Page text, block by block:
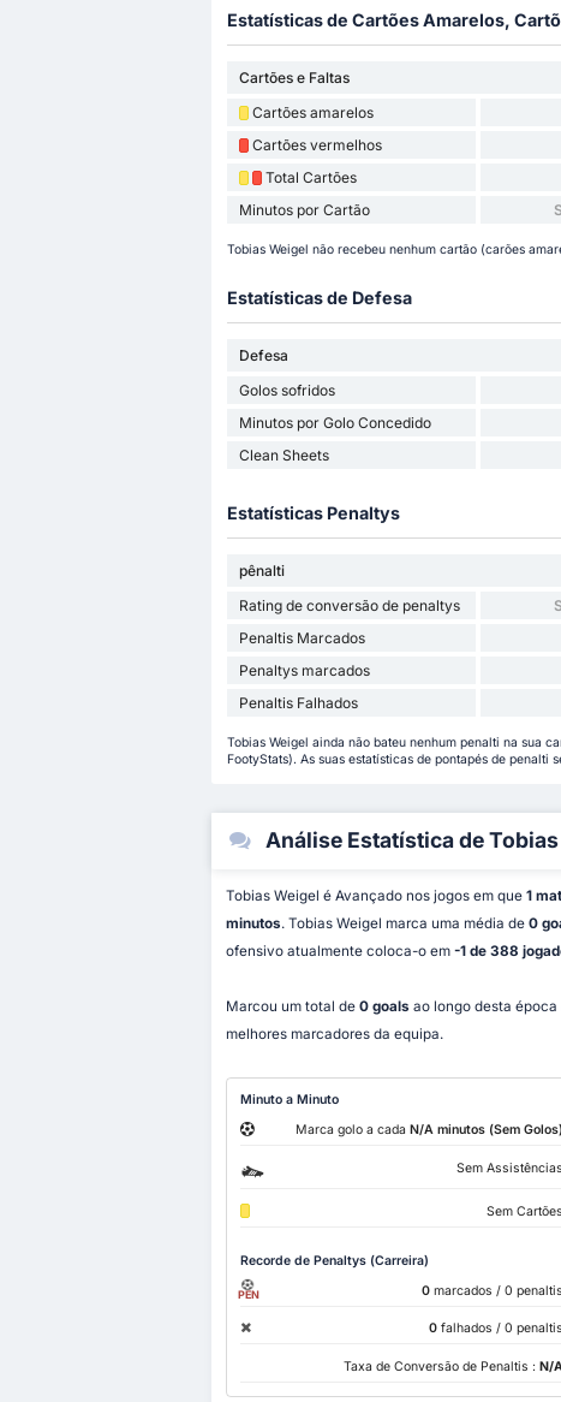
Estatísticas de Cartões Amarelos,
Cartões e Faltas
Cartões amarelos
Cartões vermelhos
Total Cartões
Minutos por Cartão
Tobias Weigel não recebeu nenhum cartão (carões
Estatísticas de Defesa
Defesa
Golos sofridos
Minutos por Golo Concedido
Clean Sheets
Estatísticas Penaltys
pênalti
Rating de conversão de penaltys
Penaltis Marcados
Penaltys marcados
Penaltis Falhados
Tobias Weigel ainda não bateu nenhum penalti na sua
FootyStats). As suas estatísticas de pontapés de
Análise Estatística de
Tobias Weigel é Avançado nos jogos em que 1
minutos. Tobias Weigel marca uma média de 0
ofensivo atualmente coloca-o em -1 de 388
Marcou um total de 0 goals ao longo desta
melhores marcadores da equipa.
Minuto a Minuto
Marca golo a cada N/A minutos (Sem Golos)
Sem Assistências
Sem Cartões
Recorde de Penaltys (Carreira)
PEN 0 marcados / 0 penaltis
0 falhados / 0 penaltis
Taxa de Conversão de Penaltis : N/